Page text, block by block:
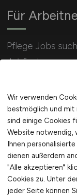
Für
Pflege Jobs
Jobfinder
Arbeitnehmer
Arbeitgeber
Karrierenetzwerk
Wir verwenden
bestmöglich und mit
sind einige Cookies
Website notwendig,
Ihnen
dienen außerdem
"Alle akzeptieren"
Cookies zu. Unter
jeder Seite können